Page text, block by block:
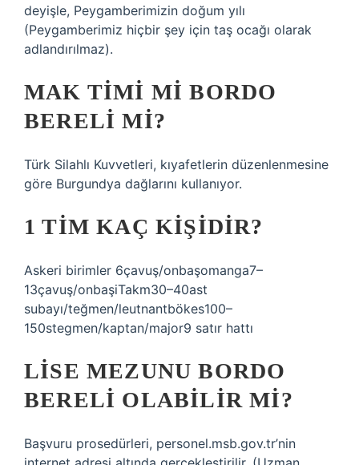
deyişle, Peygamberimizin doğum yılı
(Peygamberimiz hiçbir şey için taş ocağı olarak
adlandırılmaz).
MAK TIMI MI BORDO
BERELI MI?
Türk Silahlı Kuvvetleri, kıyafetlerin düzenlenmesine
göre Burgundya dağlarını kullanıyor.
1 TIM KAÇ KIŞIDIR?
Askeri birimler 6çavuş/onbaşomanga7–
13çavuş/onbaşiTakm30–40ast
subayı/teğmen/leutnantbökes100–
150stegmen/kaptan/major9 satır hattı
LISE MEZUNU BORDO
BERELI OLABILIR MI?
Başvuru prosedürleri, personel.msb.gov.tr’nin